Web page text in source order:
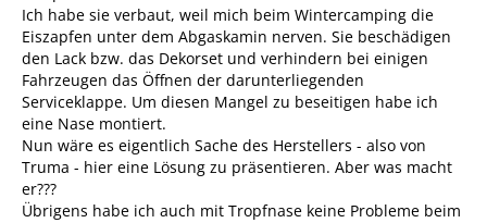
Ich habe sie verbaut, weil mich beim Wintercamping die
Eiszapfen unter dem Abgaskamin nerven. Sie beschädigen
den Lack bzw. das Dekorset und verhindern bei einigen
Fahrzeugen das Öffnen der darunterliegenden
Serviceklappe. Um diesen Mangel zu beseitigen habe ich
eine Nase montiert.
Nun wäre es eigentlich Sache des Herstellers - also von
Truma - hier eine Lösung zu präsentieren. Aber was macht
er???
Übrigens habe ich auch mit Tropfnase keine Probleme beim